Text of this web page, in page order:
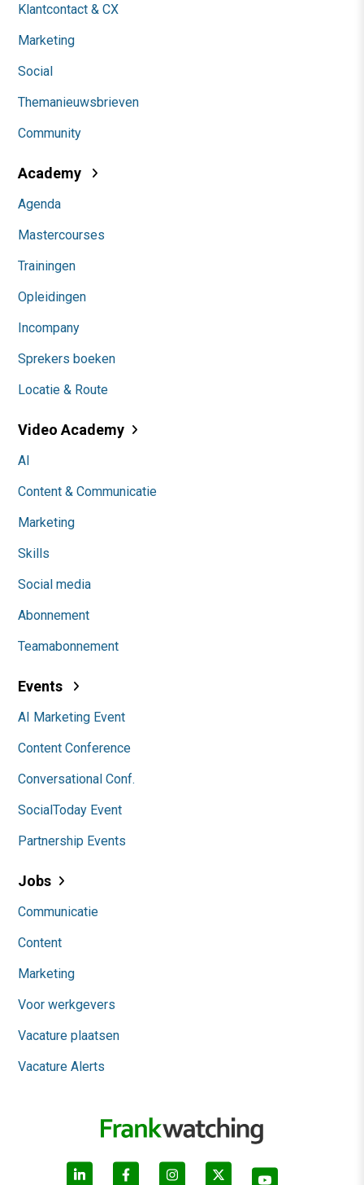
Klantcontact & CX
Marketing
Social
Themanieuwsbrieven
Community
Academy
Agenda
Mastercourses
Trainingen
Opleidingen
Incompany
Sprekers boeken
Locatie & Route
Video Academy
AI
Content & Communicatie
Marketing
Skills
Social media
Abonnement
Teamabonnement
Events
AI Marketing Event
Content Conference
Conversational Conf.
SocialToday Event
Partnership Events
Jobs
Communicatie
Content
Marketing
Voor werkgevers
Vacature plaatsen
Vacature Alerts